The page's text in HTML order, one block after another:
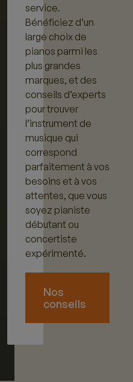
service.
Bénéficiez d’un
large choix de
pianos parmi les
plus grandes
marques, et des
conseils d’experts
pour trouver
l’instrument de
musique qui
correspond
parfaitement à vos
besoins et à vos
attentes, que vous
soyez pianiste
débutant ou
concertiste
expérimenté.
Nos
conseils